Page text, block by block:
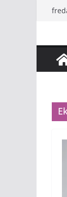
Hoppa